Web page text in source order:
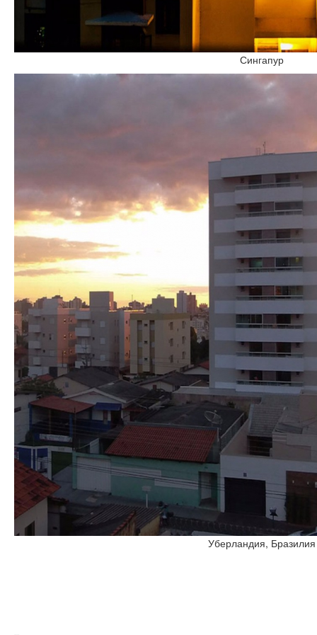
Сингапур
Уберландия, Бразилия